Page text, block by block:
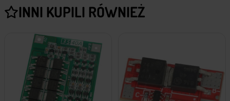
INNI KUPILI RÓWNIEŻ